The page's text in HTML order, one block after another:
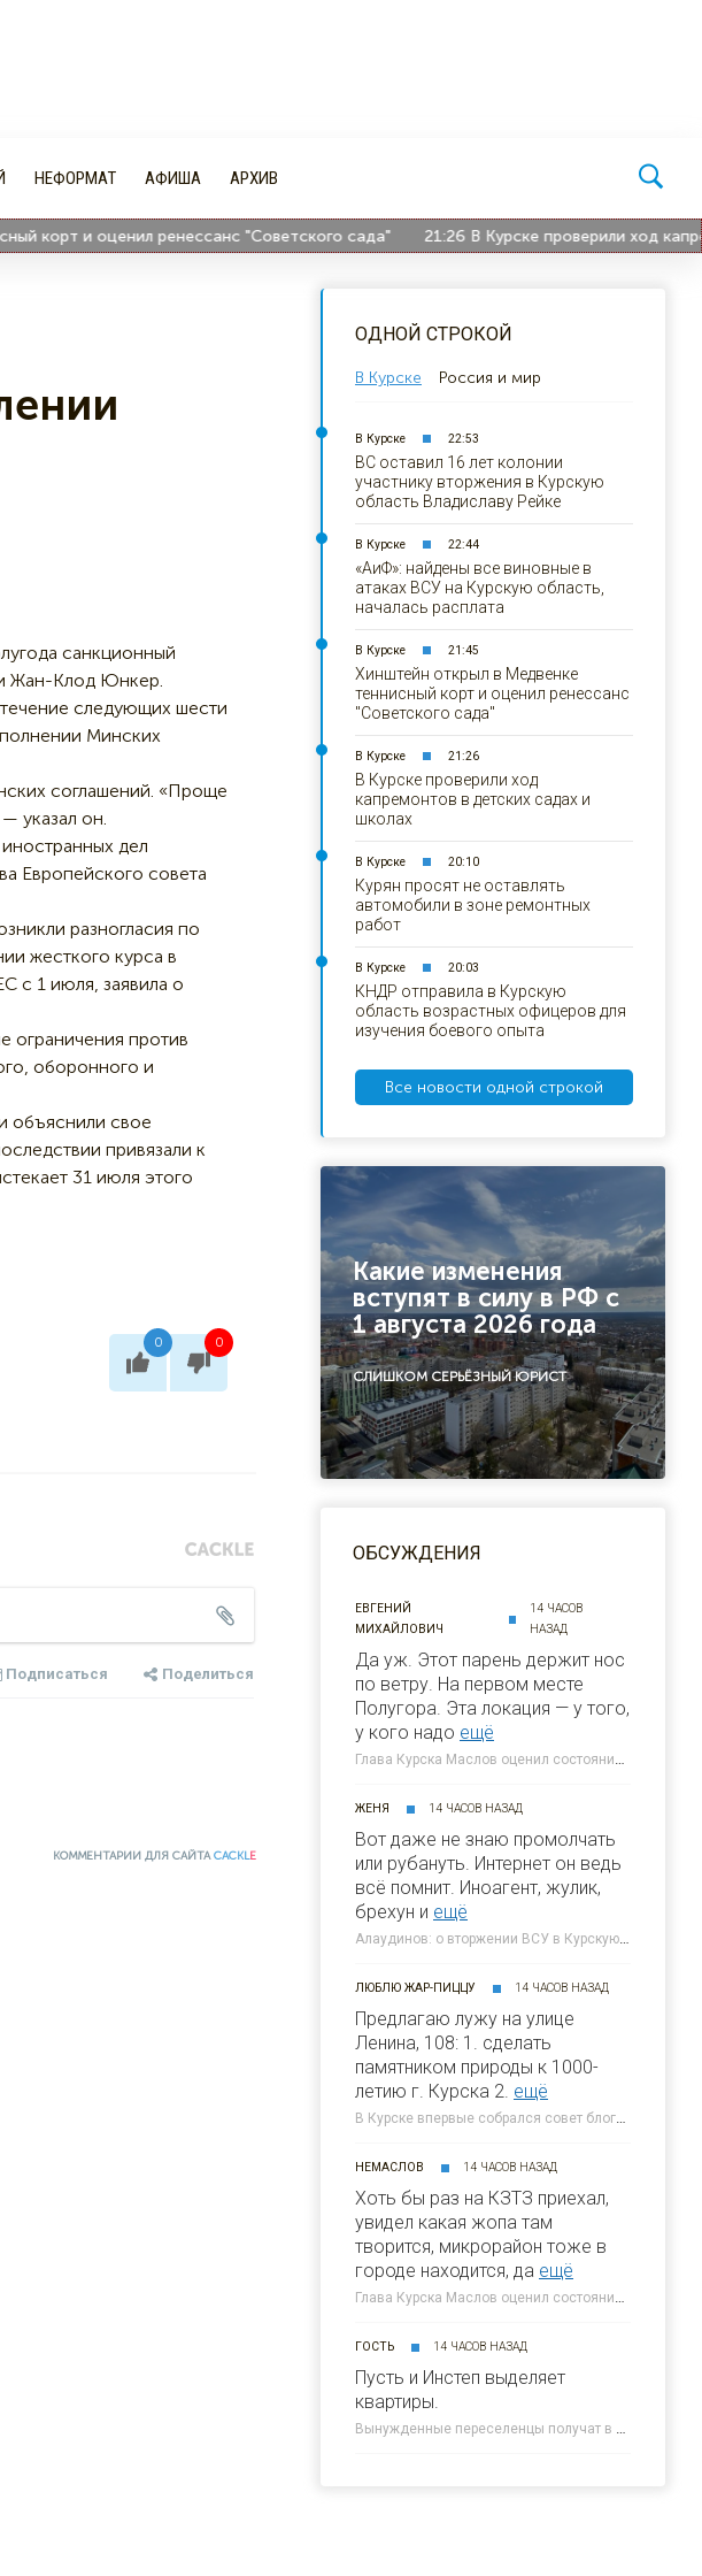
НЕФОРМАТ АФИША АРХИВ
и оценил ренессанс "Советского сада" 21:26 В Курске проверили ход
санкционный
Жан-Клод Юнкер.
следующих шести
Минских
соглашений. «Проще
указал он.
дел
Европейского совета
разногласия по
жесткого курса в
с 1 июля, заявила о
ограничения против
оборонного и
объяснили свое
привязали к
31 июля этого
0 0
Подписаться Поделиться
КОММЕНТАРИИ ДЛЯ САЙТАCACKLE
ОДНОЙ СТРОКОЙ
В Курске Россия и мир
В Курске 22:53
ВС оставил 16 лет колонии
участнику вторжения в Курскую
область Владиславу Рейке
В Курске 22:44
«АиФ»: найдены все виновные в
атаках ВСУ на Курскую область,
началась расплата
В Курске 21:45
Хинштейн открыл в Медвенке
теннисный корт и оценил ренессанс
"Советского сада"
В Курске 21:26
В Курске проверили ход
капремонтов в детских садах и
школах
В Курске 20:10
Курян просят не оставлять
автомобили в зоне ремонтных
работ
В Курске 20:03
КНДР отправила в Курскую
область возрастных офицеров для
изучения боевого опыта
Все новости одной строкой
Какие изменения
вступят в силу в РФ с
1 августа 2026 года
СЛИШКОМ СЕРЬЁЗНЫЙ ЮРИСТ
ОБСУЖДЕНИЯ
ЕВГЕНИЙ
МИХАЙЛОВИЧ
14 ЧАСОВ
НАЗАД
Да уж. Этот парень держит нос
по ветру. На первом месте
Полугора. Этa локация — у того,
у кого надо ещё
Глава Курска Маслов оценил состояние требующих благоустройства локаций » 46ТВ Курское Интернет Телевидение
ЖЕНЯ 14 ЧАСОВ НАЗАД
Вот даже не знаю промолчать
или рубануть. Интернет он ведь
всё помнит. Иноагент, жулик,
брехун и ещё
Алаудинов: о вторжении ВСУ в Курскую область я узнал от гражданских людей » 46ТВ Курское Интернет Телевидение
ЛЮБЛЮ ЖАР-ПИЦЦУ 14 ЧАСОВ НАЗАД
Предлагаю лужу на улице
Ленина, 108: 1. сделать
памятником природы к 1000-
летию г. Курска 2. ещё
В Курске впервые собрался совет блогеров при главе города » 46ТВ Курское Интернет Телевидение
НЕМАСЛОВ 14 ЧАСОВ НАЗАД
Хоть бы раз на КЗТЗ приехал,
увидел какая жопа там
творится, микрорайон тоже в
городе находится, да ещё
Глава Курска Маслов оценил состояние требующих благоустройства локаций » 46ТВ Курское Интернет Телевидение
ГОСТЬ 14 ЧАСОВ НАЗАД
Пусть и Инстеп выделяет
квартиры.
Вынужденные переселенцы получат в Курске около 300 квартир от КПД » 46ТВ Курское Интернет Телевидение